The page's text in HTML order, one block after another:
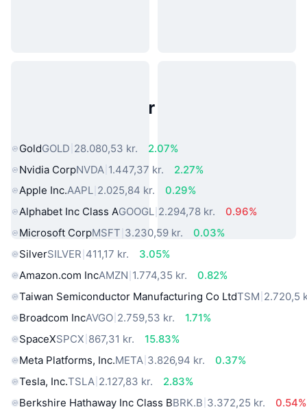
Populære aktiver fra den virkelige
GoldGOLD 28.080,53 kr.
2.07%
Nvidia CorpNVDA 1.447,37 kr.
2.27%
Apple Inc.AAPL 2.025,84 kr.
0.29%
Alphabet Inc Class AGOOGL 2.294,78 kr.
0.96%
Microsoft CorpMSFT 3.230,59 kr.
0.03%
SilverSILVER 411,17 kr.
3.05%
Amazon.com IncAMZN 1.774,35 kr.
0.82%
Taiwan Semiconductor Manufacturing Co LtdTSM 2.720,5
Broadcom IncAVGO 2.759,53 kr.
1.71%
SpaceXSPCX 867,31 kr.
15.83%
Meta Platforms, Inc.META 3.826,94 kr.
0.37%
Tesla, Inc.TSLA 2.127,83 kr.
2.83%
Berkshire Hathaway Inc Class BBRK.B 3.372,25 kr.
0.54%